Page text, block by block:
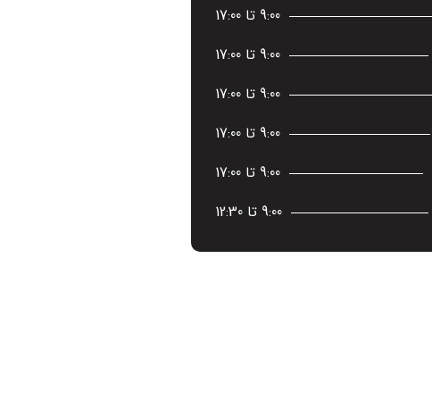
9:00 تا 17:00
9:00 تا 17:00
9:00 تا 17:00
9:00 تا 17:00
9:00 تا 17:00
9:00 تا 12:30